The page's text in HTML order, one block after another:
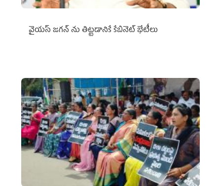
వైయ‌స్ జగన్‌ ను తిట్టడానికే కేబినెట్‌ భేటీలు